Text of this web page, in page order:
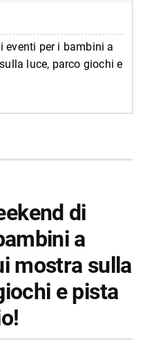
eventi per i bambini a
luce, parco giochi e
Buono
di
a
mostra sulla
e pista